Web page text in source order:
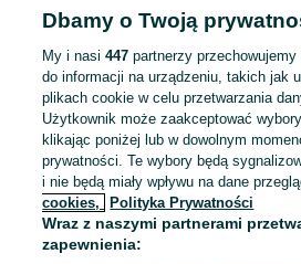
Kontynuuj przez
Kontynuuj przez
Kontynuuj przez
LUB
Dbamy o Twoją
My i nasi447 partnerzy
do informacji na urządzeniu, takich jak
plikach cookie w celu przetwarzania
Użytkownik może zaakceptować
klikając poniżej lub w dowolnym
prywatności. Te wybory będą
i nie będą miały wpływu na dane
cookies,
Polityka Prywatności
Wraz z naszymi partnerami
zapewnienia: